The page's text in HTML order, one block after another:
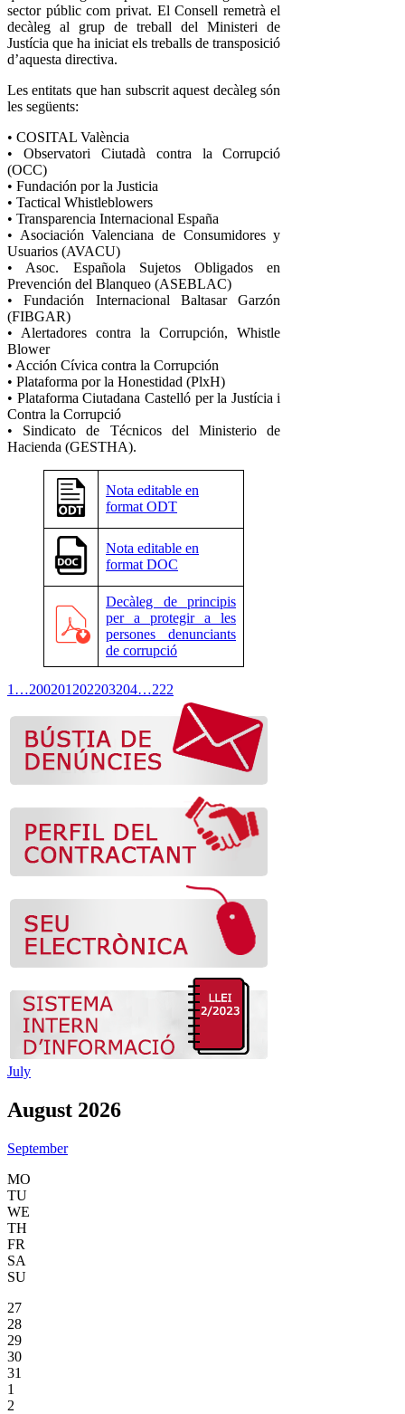
sector públic com privat. El Consell remetrà el
decàleg al grup de treball del Ministeri de
Justícia que ha iniciat els treballs de transposició
d’aquesta directiva.
Les entitats que han subscrit aquest decàleg són
les següents:
• COSITAL València
• Observatori Ciutadà contra la Corrupció
(OCC)
• Fundación por la Justicia
• Tactical Whistleblowers
• Transparencia Internacional España
• Asociación Valenciana de Consumidores y
Usuarios (AVACU)
• Asoc. Española Sujetos Obligados en
Prevención del Blanqueo (ASEBLAC)
• Fundación Internacional Baltasar Garzón
(FIBGAR)
• Alertadores contra la Corrupción, Whistle
Blower
• Acción Cívica contra la Corrupción
• Plataforma por la Honestidad (PlxH)
• Plataforma Ciutadana Castelló per la Justícia i
Contra la Corrupció
• Sindicato de Técnicos del Ministerio de
Hacienda (GESTHA).
Nota editable en
format ODT
Nota editable en
format DOC
Decàleg de principis
per a protegir a les
persones denunciants
de corrupció
1 …200201 202203204…222
July
August 2026
September
MO
TU
WE
TH
FR
SA
SU
27
28
29
30
31
1
2